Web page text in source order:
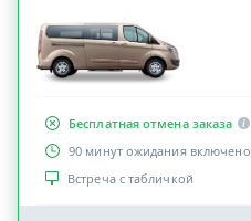
Бесплатная отмена заказа
90 минут ожидания включено
Встреча с табличкой